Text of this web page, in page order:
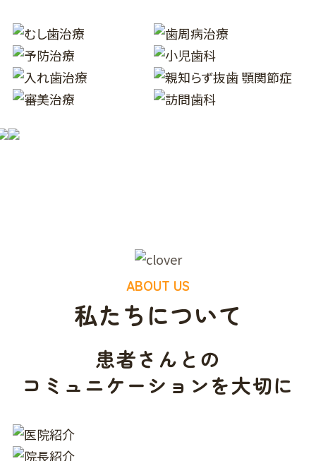
ABOUT US
私たちについて
患者さんとの
コミュニケーションを大切に